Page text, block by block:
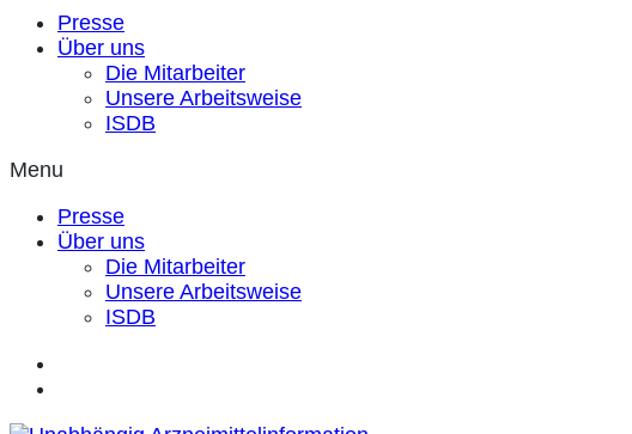
Presse
Über uns
Die Mitarbeiter
Unsere Arbeitsweise
ISDB
Menu
Presse
Über uns
Die Mitarbeiter
Unsere Arbeitsweise
ISDB